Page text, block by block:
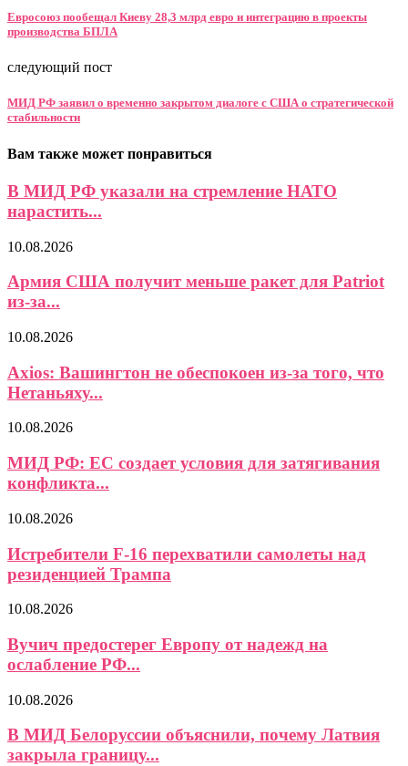
Евросоюз пообещал Киеву 28,3 млрд евро и интеграцию в проекты
производства БПЛА
следующий пост
МИД РФ заявил о временно закрытом диалоге с США о стратегической
стабильности
Вам также может понравиться
В МИД РФ указали на стремление НАТО
нарастить...
10.08.2026
Армия США получит меньше ракет для Patriot
из-за...
10.08.2026
Axios: Вашингтон не обеспокоен из-за того, что
Нетаньяху...
10.08.2026
МИД РФ: ЕС создает условия для затягивания
конфликта...
10.08.2026
Истребители F-16 перехватили самолеты над
резиденцией Трампа
10.08.2026
Вучич предостерег Европу от надежд на
ослабление РФ...
10.08.2026
В МИД Белоруссии объяснили, почему Латвия
закрыла границу...